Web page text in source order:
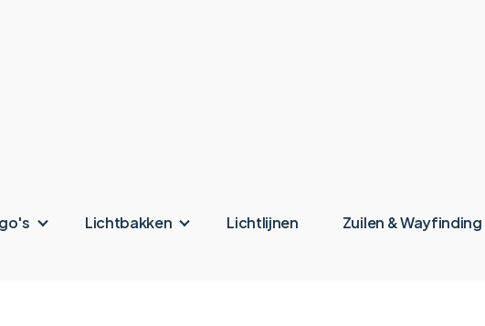
Lichtbakken Lichtlijnen Zuilen & Wayfinding